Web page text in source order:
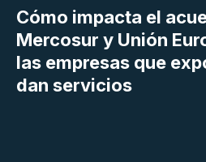
Cómo impacta el
Mercosur y Unión
las empresas que
dan servicios